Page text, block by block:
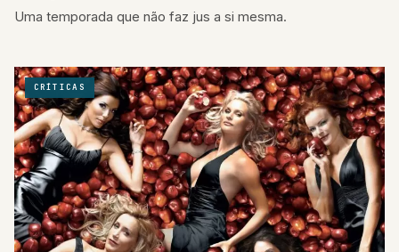
Uma temporada que não faz jus a si mesma.
CRÍTICAS